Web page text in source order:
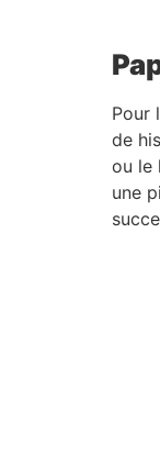
Pour
de
ou le
une